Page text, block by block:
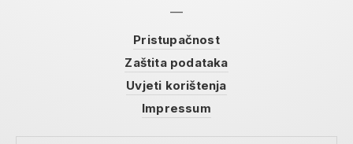
Pristupačnost
Zaštita podataka
Uvjeti korištenja
Impressum